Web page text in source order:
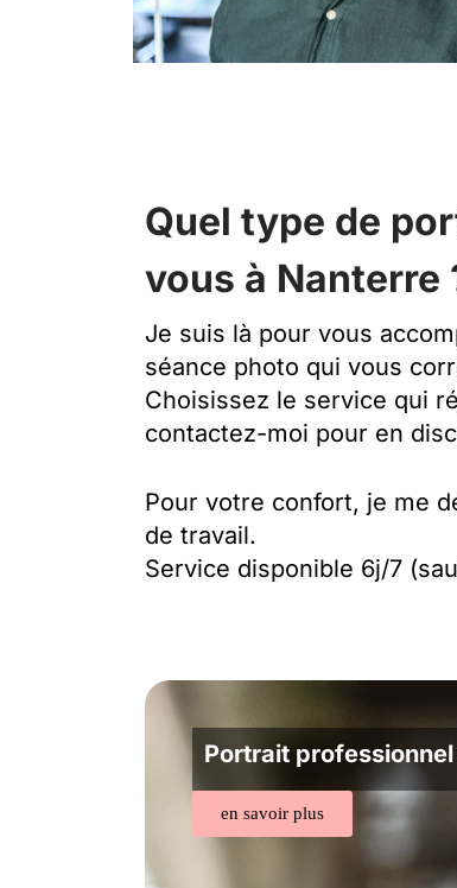
Quel type de
vous à Nanterre
Je suis là pour vous
séance photo qui vous
Choisissez le service qui
contactez-moi pour en
Pour votre confort, je me
de travail.
Service disponible 6j/7
Portrait
en savoir plus